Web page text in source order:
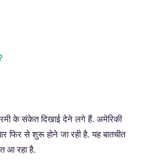
के संकेत दिखाई देने लगे हैं. अमेरिकी
फिर से शुरू होने जा रही है. यह बातचीत
आ रहा है.